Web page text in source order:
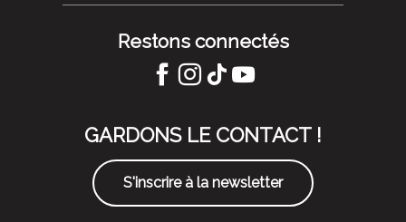
Restons connectés
GARDONS LE CONTACT !
S'inscrire à la newsletter